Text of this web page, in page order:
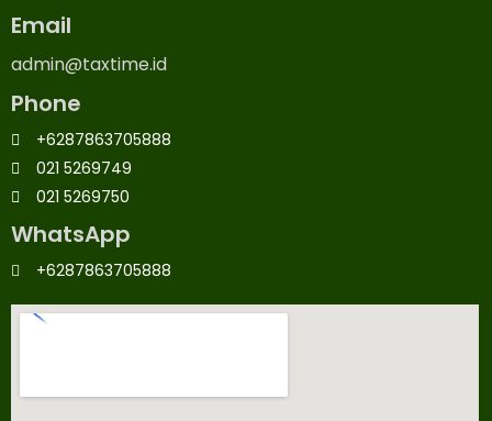
Email
admin@taxtime.id
Phone
+6287863705888
021 5269749
021 5269750
WhatsApp
+6287863705888